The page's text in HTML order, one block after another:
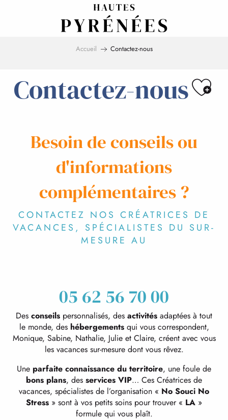
Accueil Contactez-nous
Contactez-nous
Besoin de conseils ou
d'informations
complémentaires ?
CONTACTEZ NOS CRÉATRICES DE
VACANCES, SPÉCIALISTES DU SUR-
MESURE AU
05 62 56 70 00
Des conseils personnalisés, des activités adaptées à tout
le monde, des hébergementsqui vous correspondent,
Monique, Sabine, Nathalie, Julie et Claire, créent avec vous
les vacances sur-mesure dont vous rêvez.
Une parfaite connaissance du territoire, une foule de
bons plans, des services VIP… Ces Créatrices de
vacances, spécialistes de l’organisation « No Souci No
Stress » sont à vos petits soins pour trouver « LA »
formule qui vous plaît.